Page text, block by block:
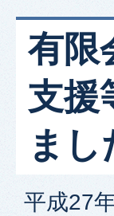
有限
支援
まし
平成27